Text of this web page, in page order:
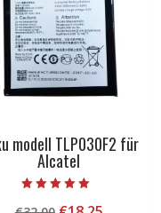
modell TLP030F2 für
Alcatel
5.00